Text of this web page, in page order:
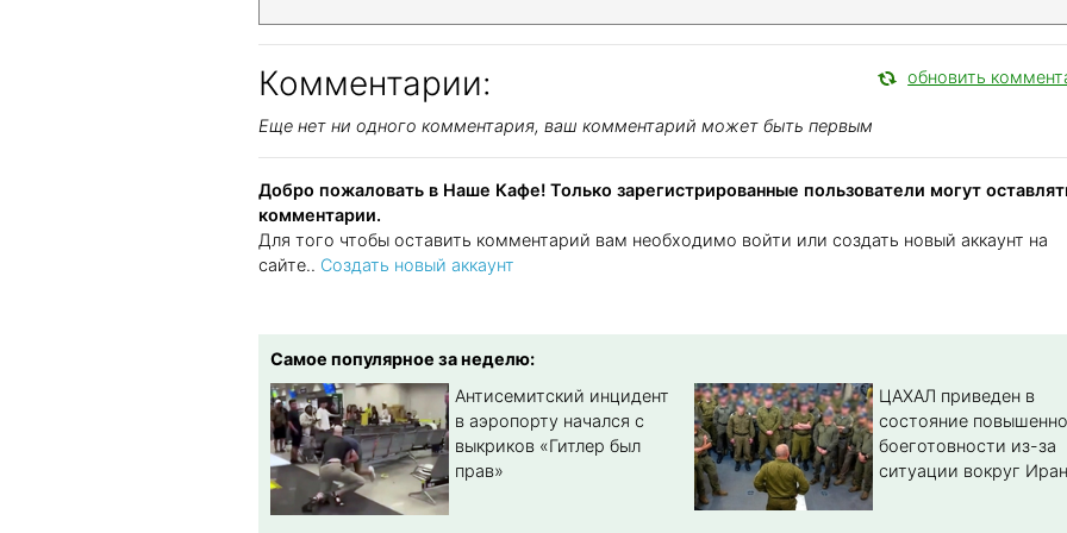
Комментарии: обновить
Еще нет ни одного комментария, ваш комментарий может быть первым
Добро пожаловать в Наше Кафе! Только зарегистрированные пользователи могут
комментарии.
Для того чтобы оставить комментарий вам необходимо войти или создать новый аккаунт на
сайте.. Создать новый аккаунт
Самое популярное за неделю:
Антисемитский инцидент
в аэропорту начался с
выкриков «Гитлер был
прав»
ЦАХАЛ приведен в
состояние
боеготовности из-за
ситуации вокруг